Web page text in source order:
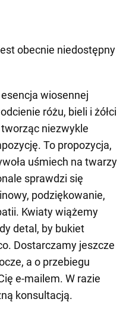
obecnie niedostępny
wiosennej
różu, bieli i żółci
niezwykle
To propozycja,
uśmiech na twarzy
sprawdzi się
podziękowanie,
Kwiaty wiążemy
detal, by bukiet
Dostarczamy jeszcze
a o przebiegu
e-mailem. W razie
konsultacją.